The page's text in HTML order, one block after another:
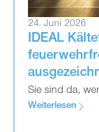
24. Juni 2026
IDEAL
Sie sind da,
Weiterlesen